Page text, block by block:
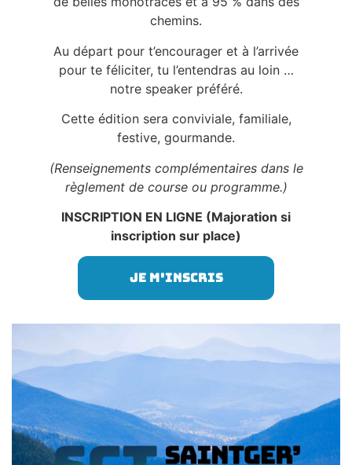
chemins.
Au départ pour t’encourager et à l’arrivée
pour te féliciter, tu l’entendras au loin …
notre speaker préféré.
Cette édition sera conviviale, familiale,
festive, gourmande.
(Renseignements complémentaires dans le
règlement de course ou programme.)
INSCRIPTION EN LIGNE (Majoration si
inscription sur place)
Je m'inscris